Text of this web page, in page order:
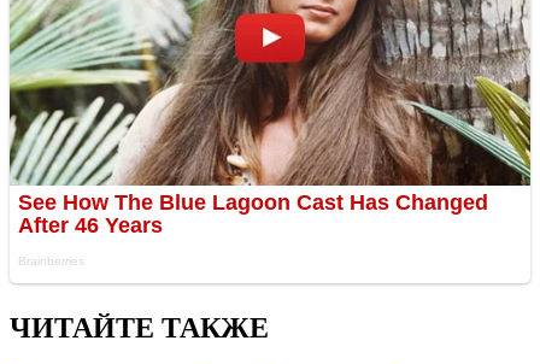
ЧИТАЙТЕ ТАКЖЕ